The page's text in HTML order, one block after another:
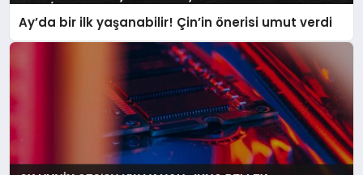
Ay’da bir ilk yaşanabilir! Çin’in önerisi umut verdi